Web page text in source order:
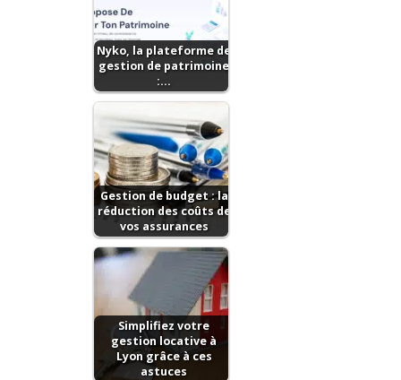
Nyko, la plateforme de
gestion de patrimoine
:…
Gestion de budget : la
réduction des coûts de
vos assurances
Simplifiez votre
gestion locative à
Lyon grâce à ces
astuces